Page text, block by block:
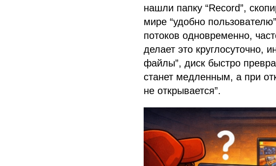
нашли папку “Record”,
мире “удобно
потоков одновременно,
делает это круглосуточно,
файлы”, диск быстро
станет медленным, а при
не открывается”.